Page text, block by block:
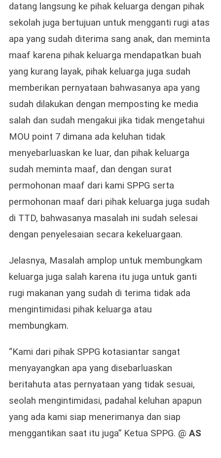
datang langsung ke pihak keluarga dengan pihak
sekolah juga bertujuan untuk mengganti rugi atas
apa yang sudah diterima sang anak, dan meminta
maaf karena pihak keluarga mendapatkan buah
yang kurang layak, pihak keluarga juga sudah
memberikan pernyataan bahwasanya apa yang
sudah dilakukan dengan memposting ke media
salah dan sudah mengakui jika tidak mengetahui
MOU point 7 dimana ada keluhan tidak
menyebarluaskan ke luar, dan pihak keluarga
sudah meminta maaf, dan dengan surat
permohonan maaf dari kami SPPG serta
permohonan maaf dari pihak keluarga juga sudah
di TTD, bahwasanya masalah ini sudah selesai
dengan penyelesaian secara kekeluargaan.
Jelasnya, Masalah amplop untuk membungkam
keluarga juga salah karena itu juga untuk ganti
rugi makanan yang sudah di terima tidak ada
mengintimidasi pihak keluarga atau
membungkam.
“Kami dari pihak SPPG kotasiantar sangat
menyayangkan apa yang disebarluaskan
beritahuta atas pernyataan yang tidak sesuai,
seolah mengintimidasi, padahal keluhan apapun
yang ada kami siap menerimanya dan siap
menggantikan saat itu juga” Ketua SPPG. @ AS